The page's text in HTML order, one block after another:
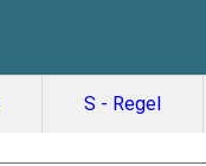
S - Regel